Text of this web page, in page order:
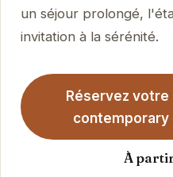
un séjour prolongé,
invitation à la sérénité.
Réservez votre
contemporary
À